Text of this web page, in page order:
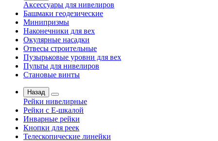
Аксессуары для нивелиров
Башмаки геодезические
Минипризмы
Наконечники для вех
Окулярные насадки
Отвесы строительные
Пузырьковые уровни для вех
Пульты для нивелиров
Становые винты
Назад
Рейки нивелирные
Рейки с Е-шкалой
Инварные рейки
Кнопки для реек
Телескопические линейки